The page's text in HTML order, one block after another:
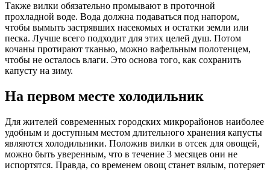
Также вилки обязательно промывают в проточной
прохладной воде. Вода должна подаваться под напором,
чтобы вымыть застрявших насекомых и остатки земли или
песка. Лучше всего подходит для этих целей душ. Потом
кочаны протирают тканью, можно вафельным полотенцем,
чтобы не осталось влаги. Это основа того, как сохранить
капусту на зиму.
На первом месте холодильник
Для жителей современных городских микрорайонов наиболее
удобным и доступным местом длительного хранения капусты
являются холодильники. Положив вилки в отсек для овощей,
можно быть уверенным, что в течение 3 месяцев они не
испортятся. Правда, со временем овощ станет вялым, потеряет